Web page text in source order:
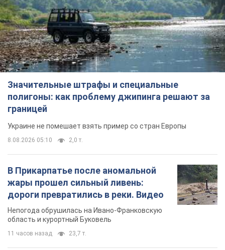
Значительные штрафы и специальные
полигоны: как проблему джипинга решают за
границей
Украине не помешает взять пример со стран Европы
8.08.2026 05:10 2,0 т.
В Прикарпатье после аномальной
жары прошел сильный ливень:
дороги превратились в реки. Видео
Непогода обрушилась на Ивано-Франковскую
область и курортный Буковель
11 часов назад 23,7 т.